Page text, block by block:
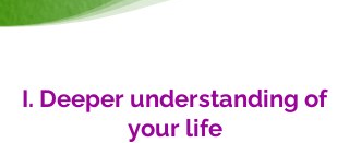
I. Deeper understanding of
your life